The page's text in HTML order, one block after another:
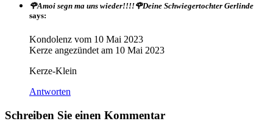
🌹Amoi segn ma uns wieder!!!!🌹Deine Schwiegertochter Gerlinde
says:
Kondolenz vom 10 Mai 2023
Kerze angezündet am 10 Mai 2023
Kerze-Klein
Antworten
Schreiben Sie einen Kommentar